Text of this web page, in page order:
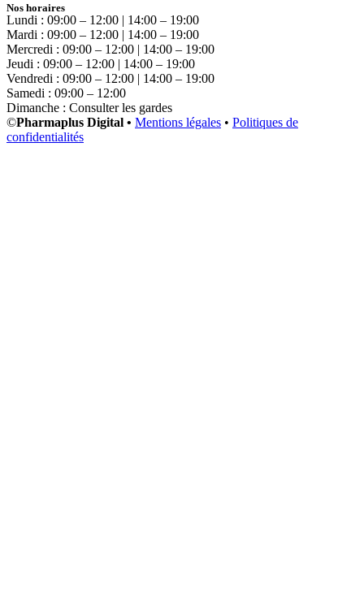
Nos horaires
Lundi : 09:00 – 12:00 | 14:00 – 19:00
Mardi : 09:00 – 12:00 | 14:00 – 19:00
Mercredi : 09:00 – 12:00 | 14:00 – 19:00
Jeudi : 09:00 – 12:00 | 14:00 – 19:00
Vendredi : 09:00 – 12:00 | 14:00 – 19:00
Samedi : 09:00 – 12:00
Dimanche : Consulter les gardes
©Pharmaplus Digital • Mentions légales • Politiques de
confidentialités